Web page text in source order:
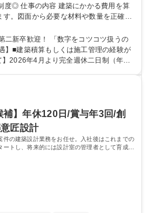
費用を算
。図面から必要な材料や数量を正確に
す。将来にわたって長く活躍できる一
フ
事】教育・公共施設、店舗、オフィス
な案件に携われます。状況により現場
kagawa.co.jp/work/ 募集職
年の安定企業/年休120日/賞与年3回/教
二新卒歓迎！ 「数字をコツコツ扱うの
】■建築積算もしくは施工管理の経験が
サカケン」と言われるほどの安定感が
、社員の声を経営に反映するシステム
を続ける「老舗ベンチャー」です。 学
大 専修学校 高校 語学力： 資格：第一
】年休120日/賞与年3回/創
匠設計
の建築設計業務をお任せ。入社後はこれまでの
トし、将来的には設計室の管理者として育成や